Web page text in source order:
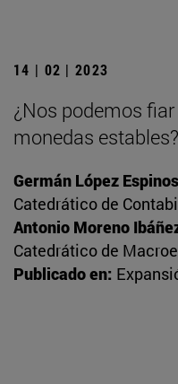
14 | 02 | 2023
¿Nos podemos
monedas estables?
Germán López
Catedrático de
Antonio Moreno
Catedrático de
Publicado en: